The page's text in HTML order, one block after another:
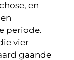
en
periode.
vier
gaande